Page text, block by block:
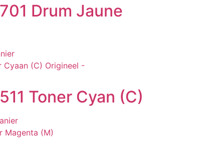
Drum Jaune
Toner Cyan (C)